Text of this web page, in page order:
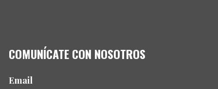
COMUNÍCATE CON NOSOTROS
Email